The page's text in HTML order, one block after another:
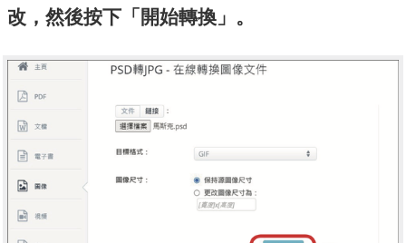
改，然後按下「開始轉換」。